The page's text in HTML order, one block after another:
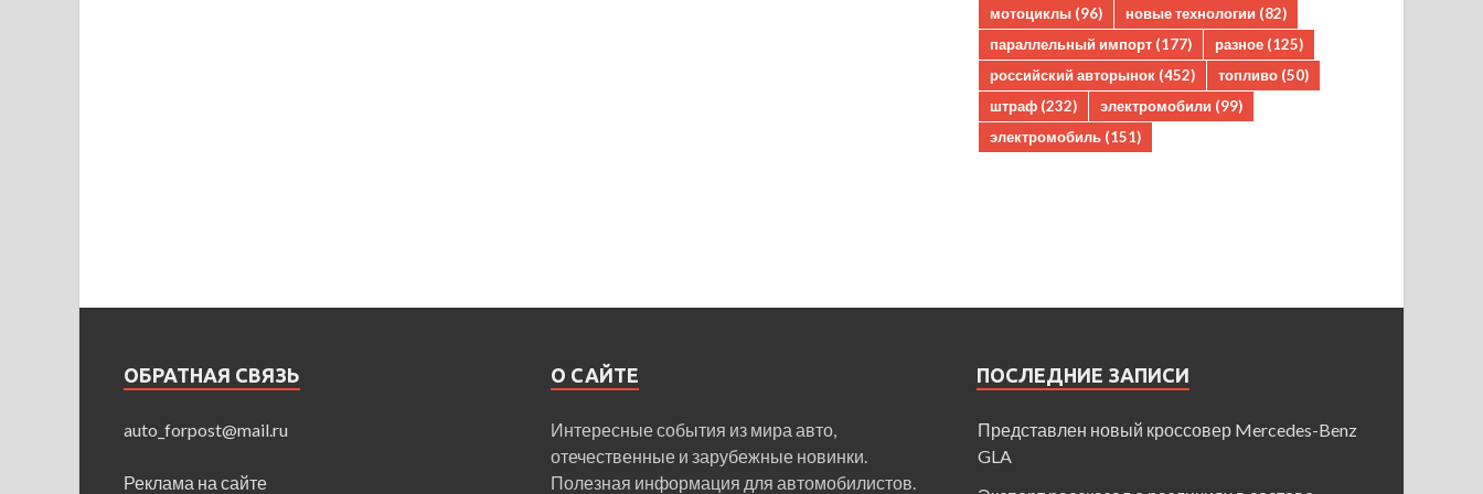
мотоциклы (96) новые технологии (82)
параллельный импорт (177) разное (125)
российский авторынок (452) топливо (50)
штраф (232) электромобили (99)
электромобиль (151)
ОБРАТНАЯ СВЯЗЬ
auto_forpost@mail.ru
Реклама на сайте
О САЙТЕ
Интересные события из мира авто,
отечественные и зарубежные новинки.
Полезная информация для автомобилистов.
ПОСЛЕДНИЕ ЗАПИСИ
Представлен новый кроссовер Mercedes-Benz
GLA